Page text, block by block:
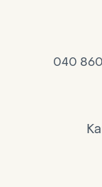
040 860